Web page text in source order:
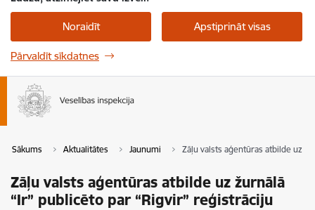
Noraidīt Apstiprināt visas
Pārvaldīt sīkdatnes
Sākums Aktualitātes Jaunumi Zāļu valsts aģentūras atbilde uz
Zāļu valsts aģentūras atbilde uz žurnālā
“Ir” publicēto par “Rigvir” reģistrāciju